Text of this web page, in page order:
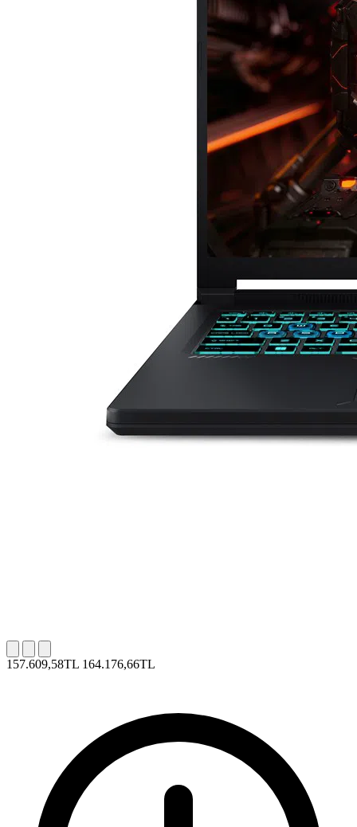
157.609,58TL 164.176,66TL